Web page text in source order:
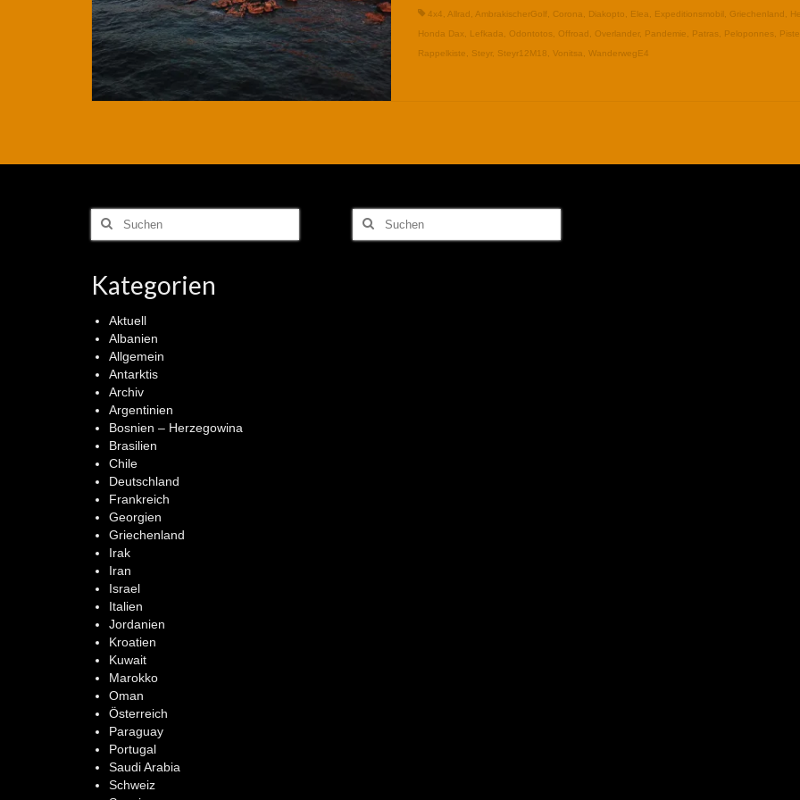
4x4 Allrad AmbrakischerGolf, Corona Diakopto Elea Expeditionsmobil Griechenland
Honda Dax
Lefkada Odontotos, Offroad Overlander, Pandemie Patras, Peloponnes, Piste
Rappelkiste
Steyr, Steyr12M18 Vonitsa WanderwegE4
Suchen
Kategorien
Aktuell
Albanien
Allgemein
Antarktis
Archiv
Argentinien
Bosnien – Herzegowina
Brasilien
Chile
Deutschland
Frankreich
Georgien
Griechenland
Irak
Iran
Israel
Italien
Jordanien
Kroatien
Kuwait
Marokko
Oman
Österreich
Paraguay
Portugal
Saudi Arabia
Schweiz
Suchen